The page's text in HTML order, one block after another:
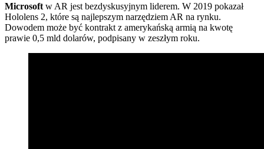
Microsoft w AR jest bezdyskusyjnym liderem. W 2019 pokazał
Hololens 2, które są najlepszym narzędziem AR na rynku.
Dowodem może być kontrakt z amerykańską armią na kwotę
prawie 0,5 mld dolarów, podpisany w zeszłym roku.